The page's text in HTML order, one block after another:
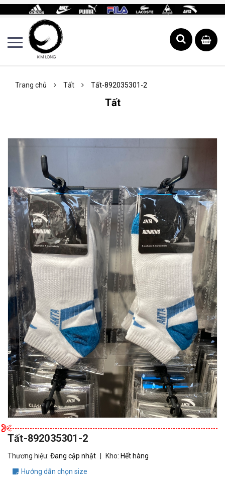
Trang chủ Tất Tất-892035301-2
Tất
Tất-892035301-2
Thương hiệu: Đang cập nhật Kho: Hết hàng
Hướng dẫn chọn size